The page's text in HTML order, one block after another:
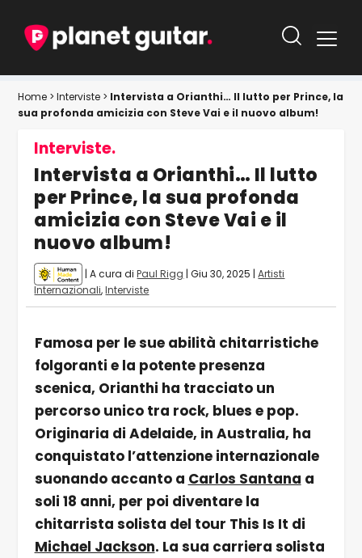
Home >Interviste > Intervista a Orianthi… Il lutto per Prince, la
sua profonda amicizia con Steve Vai e il nuovo album!
Interviste.
Intervista a Orianthi… Il lutto
per Prince, la sua profonda
amicizia con Steve Vai e il
nuovo album!
| A cura diPaul Rigg |Giu 30, 2025 |Artisti
Internazionali,Interviste
Famosa per le sue abilità chitarristiche
folgoranti e la potente presenza
scenica, Orianthi ha tracciato un
percorso unico tra rock, blues e pop.
Originaria di Adelaide, in Australia, ha
conquistato l’attenzione internazionale
suonando accanto a Carlos Santana a
soli 18 anni, per poi diventare la
chitarrista solista del tour This Is It di
Michael Jackson. La sua carriera solista